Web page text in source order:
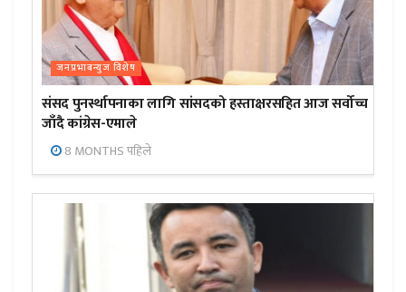
जनप्रभाबन्युज विशेष
संसद पुनर्स्थापनाका लागि सांसदको हस्ताक्षरसहित आज सर्वोच्च
जाँदै कांग्रेस-एमाले
8 MONTHS पहिले